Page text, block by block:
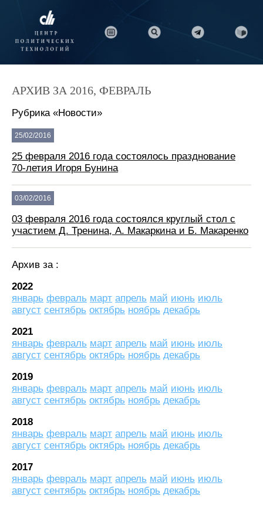
АРХИВ ЗА 2016, ФЕВРАЛЬ
Рубрика «Новости»
25/02/2016
25 февраля 2016 года состоялось празднование
70-летия Игоря Бунина
03/02/2016
03 февраля 2016 года состоялся круглый стол с
участием Д. Тренина, А. Макаркина и Б. Макаренко
Архив за :
2022
январь февраль март апрель май июнь июль
август сентябрь октябрь ноябрь декабрь
2021
январь февраль март апрель май июнь июль
август сентябрь октябрь ноябрь декабрь
2019
январь февраль март апрель май июнь июль
август сентябрь октябрь ноябрь декабрь
2018
январь февраль март апрель май июнь июль
август сентябрь октябрь ноябрь декабрь
2017
январь февраль март апрель май июнь июль
август сентябрь октябрь ноябрь декабрь